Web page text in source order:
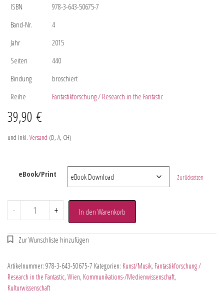
ISBN
978-3-643-50675-7
Band-Nr.
4
Jahr
2015
Seiten
440
Bindung
broschiert
Reihe
Fantastikforschung / Research in the Fantastic
39,90 €
und inkl. Versand (D, A, CH)
eBook/Print Zurücksetzen
- + In den Warenkorb
Artikelnummer: 978-3-643-50675-7 Kategorien: Kunst/Musik, Fantastikforschung /
Research in the Fantastic, Wien, Kommunikations-/Medienwissenschaft,
Kulturwissenschaft